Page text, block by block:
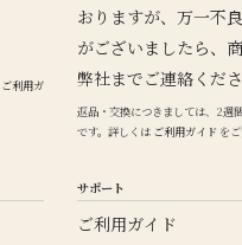
ご利用ガ
おりますが、万一不
がございましたら、
弊社までご連絡くださ
返品・交換につきましては、2週
です。詳しくは ご利用ガイド を
サポート
ご利用ガイド